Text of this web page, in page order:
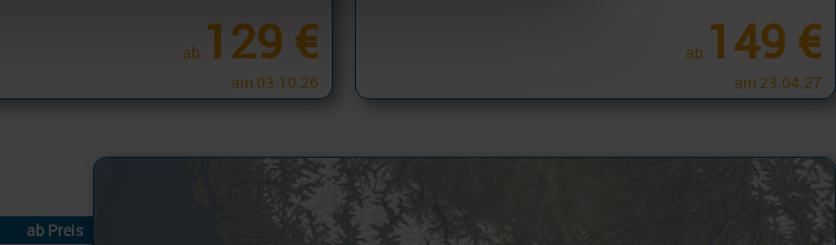
ab 129 €
am 03.10.26
ab 149 €
am 23.04.27
ab Preis